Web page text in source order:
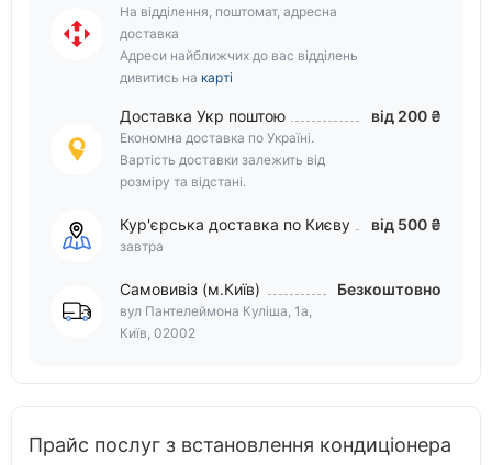
На відділення, поштомат, адресна
доставка
Адреси найближчих до вас відділень
дивитись на карті
Доставка Укр поштою
Економна доставка по Україні.
Вартість доставки залежить від
розміру та відстані.
від 200 ₴
Кур'єрська доставка по Києву
завтра
від 500 ₴
Самовивіз (м.Київ)
вул Пантелеймона Куліша, 1а,
Київ, 02002
Безкоштовно
Прайс послуг з встановлення кондиціонера